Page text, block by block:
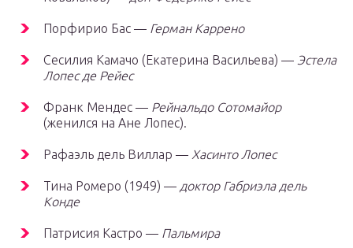
Порфирио Бас — Герман Каррено
Сесилия Камачо (Екатерина Васильева) — Эстела
Лопес де Рейес
Франк Мендес — Рейнальдо Сотомайор
(женился на Ане Лопес).
Рафаэль дель Виллар — Хасинто Лопес
Тина Ромеро (1949) — доктор Габриэла дель
Конде
Патрисия Кастро — Пальмира